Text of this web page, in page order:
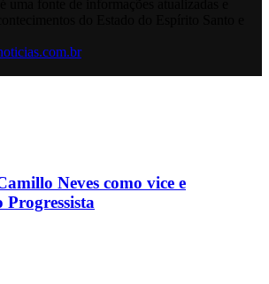
Neves como vice e
Progressista